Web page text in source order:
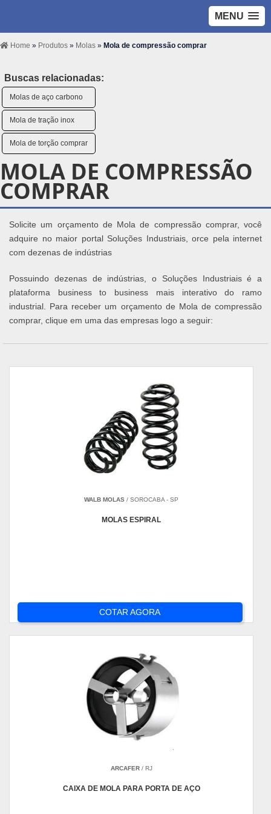
MENU
Home » Produtos » Molas » Mola de compressão comprar
Buscas relacionadas:
Molas de aço carbono
Mola de tração inox
Mola de torção comprar
MOLA DE COMPRESSÃO
COMPRAR
Solicite um orçamento de Mola de compressão comprar, você
adquire no maior portal Soluções Industriais, orce pela internet
com dezenas de indústrias
Possuindo dezenas de indústrias, o Soluções Industriais é a
plataforma business to business mais interativo do ramo
industrial. Para receber um orçamento de Mola de compressão
comprar, clique em uma das empresas logo a seguir:
WALB MOLAS / SOROCABA - SP
MOLAS ESPIRAL
COTAR AGORA
ARCAFER/ RJ
CAIXA DE MOLA PARA PORTA DE AÇO